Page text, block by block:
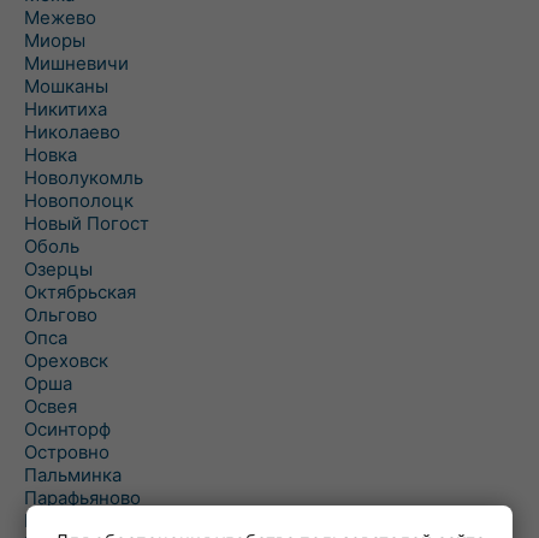
Межево
Миоры
Мишневичи
Мошканы
Никитиха
Николаево
Новка
Новолукомль
Новополоцк
Новый Погост
Оболь
Озерцы
Октябрьская
Ольгово
Опса
Ореховск
Орша
Освея
Осинторф
Островно
Пальминка
Парафьяново
Плисса